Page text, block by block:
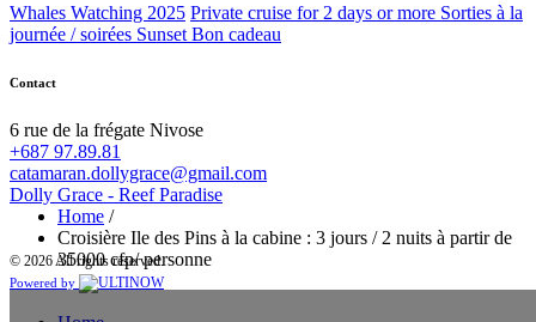
Home /
Croisière Ile des Pins à la cabine : 3 jours / 2 nuits à partir de
35000 cfp/ personne
Whales Watching 2025 Private cruise for 2 days or more Sorties à la
journée / soirées Sunset Bon cadeau
Contact
6 rue de la frégate Nivose
+687 97.89.81
catamaran.dollygrace@gmail.com
Dolly Grace - Reef Paradise
© 2026 All rights reserved.
Powered by